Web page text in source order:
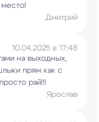
Дмитрий
10.04.2025 в 17:48
на выходных,
прям как с
рай!!!
Ярослав